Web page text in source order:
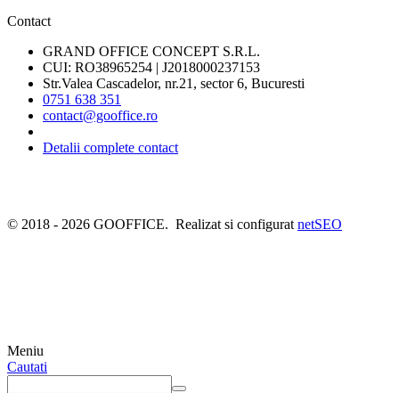
Contact
GRAND OFFICE CONCEPT S.R.L.
CUI: RO38965254 | J2018000237153
Str.Valea Cascadelor, nr.21, sector 6, Bucuresti
0751 638 351
contact@gooffice.ro
Detalii complete contact
© 2018 - 2026 GOOFFICE. Realizat si configurat netSEO
Meniu
Cautati